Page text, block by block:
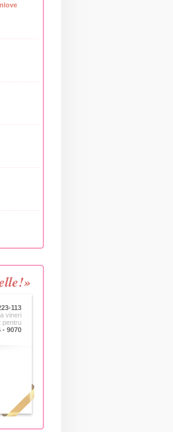
113
vineri
pentru
- 9070